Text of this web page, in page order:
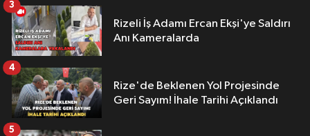
Rizeli İş Adamı Ercan Ekşi'ye Saldırı
Anı Kameralarda
3
Rize'de Beklenen Yol Projesinde
Geri Sayım! İhale Tarihi Açıklandı
4
5